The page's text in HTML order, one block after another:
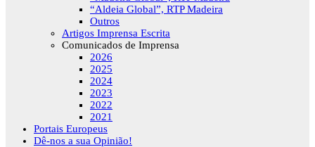
“Aldeia Global”, RTP Madeira
Outros
Artigos Imprensa Escrita
Comunicados de Imprensa
2026
2025
2024
2023
2022
2021
Portais Europeus
Dê-nos a sua Opinião!